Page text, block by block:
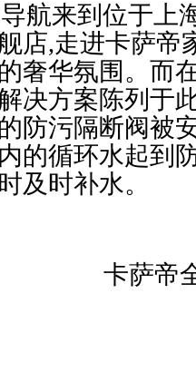
航来到位于上
店,走进卡萨帝
奢华氛围。而
决方案陈列于
防污隔断阀被
的循环水起到
及时补水。
卡萨帝